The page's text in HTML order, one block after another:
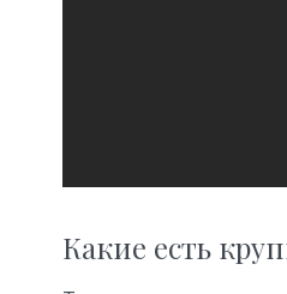
Какие есть